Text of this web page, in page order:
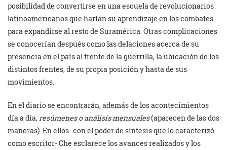
posibilidad de convertirse en una escuela de revolucionarios
latinoamericanos que harían su aprendizaje en los combates
para expandirse al resto de Suramérica. Otras complicaciones
se conocerían después como las delaciones acerca de su
presencia en el país al frente de la guerrilla, la ubicación de los
distintos frentes, de su propia posición y hasta de sus
movimientos.
En el diario se encontrarán, además de los acontecimientos
día a día,resúmenes o análisis mensuales(aparecen de las dos
maneras). En ellos -con el poder de síntesis que lo caracterizó
como escritor- Che esclarece los avances realizados y los